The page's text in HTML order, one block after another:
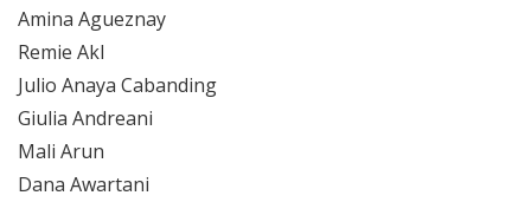
Amina Agueznay
Remie Akl
Julio Anaya Cabanding
Giulia Andreani
Mali Arun
Dana Awartani